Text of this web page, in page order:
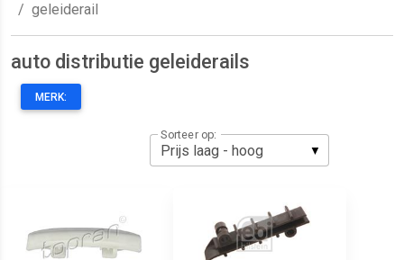
geleiderail
auto distributie geleiderails
MERK:
Sorteer op: